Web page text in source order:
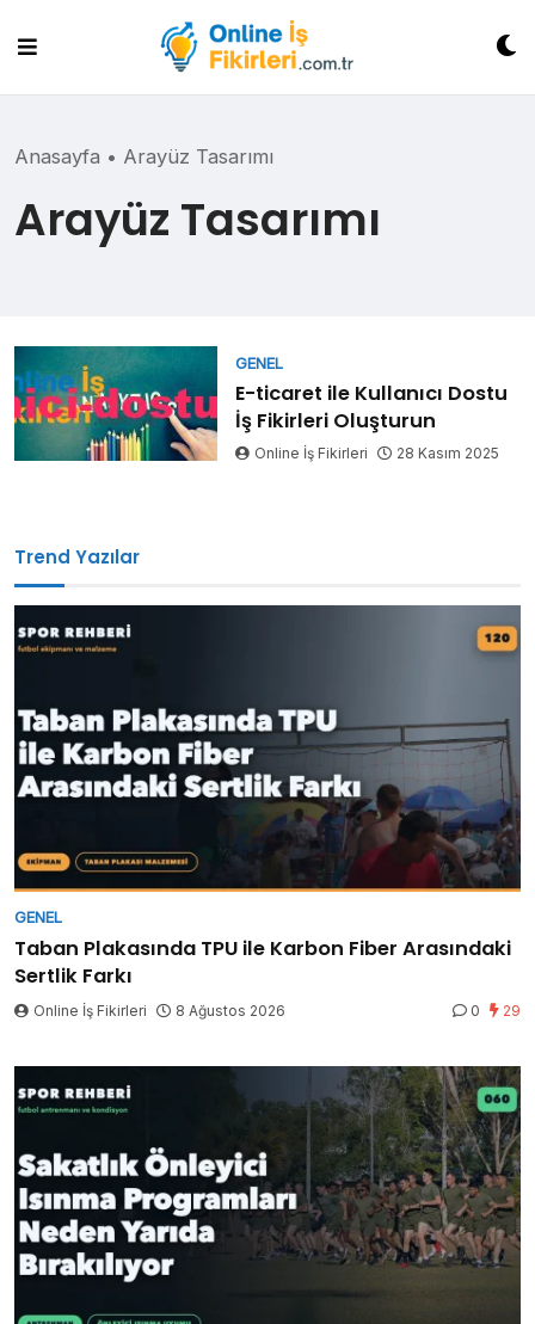
content
Anasayfa • Arayüz Tasarımı
Arayüz Tasarımı
GENEL
E-ticaret ile Kullanıcı Dostu
İş Fikirleri Oluşturun
Online İş Fikirleri 28 Kasım 2025
Trend Yazılar
GENEL
Taban Plakasında TPU ile Karbon Fiber Arasındaki
Sertlik Farkı
Online İş Fikirleri 8 Ağustos 2026 0 29